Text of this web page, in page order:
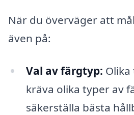
När du överväger att
även på:
Val av färgtyp:
kräva olika typer av
säkerställa bästa